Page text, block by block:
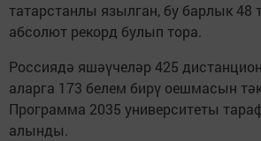
татарстанлы язылган, бу барлык 48
абсолют рекорд булып тора.
Россиядә яшәүчеләр 425
аларга 173 белем бирү оешмасын
Программа 2035 университеты
алынды.